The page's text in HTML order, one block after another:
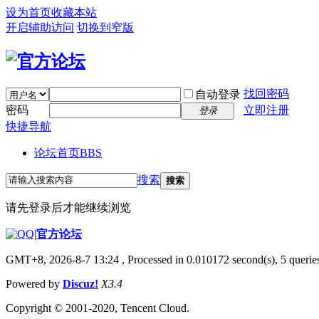
设为首页收藏本站
开启辅助访问 切换到窄版
自动登录 找回密码
密码
登录
立即注册
快捷导航
论坛首页BBS
搜索 搜索
请先登录后才能继续浏览
|官方论坛
GMT+8, 2026-8-7 13:24 , Processed in 0.010172 second(s), 5
Powered by Discuz! X3.4
Copyright © 2001-2020, Tencent Cloud.